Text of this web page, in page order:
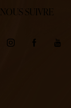
NOUS SUIVRE